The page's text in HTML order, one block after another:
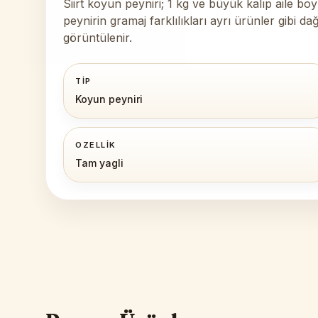
Siirt koyun peyniri; 1 kg ve büyük kalıp aile
peynirin gramaj farklılıkları ayrı ürünler gibi
görüntülenir.
TIP
Koyun peyniri
OZELLIK
Tam yagli